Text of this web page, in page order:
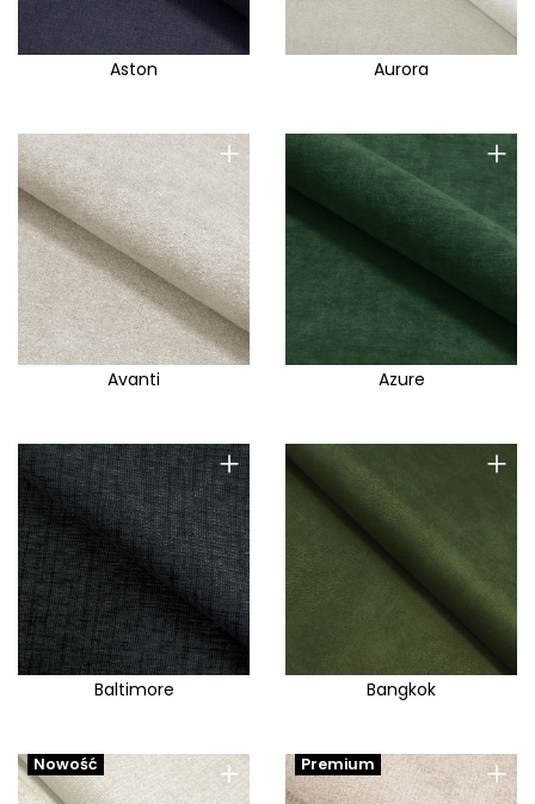
Aston Aurora
+
Avanti
+
Azure
+
Baltimore
+
Bangkok
+
Nowość +
Premium